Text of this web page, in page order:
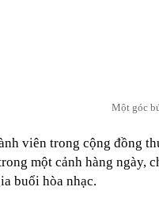
Một góc
viên trong cộng đồng
một cảnh hàng ngày,
buổi hòa nhạc.